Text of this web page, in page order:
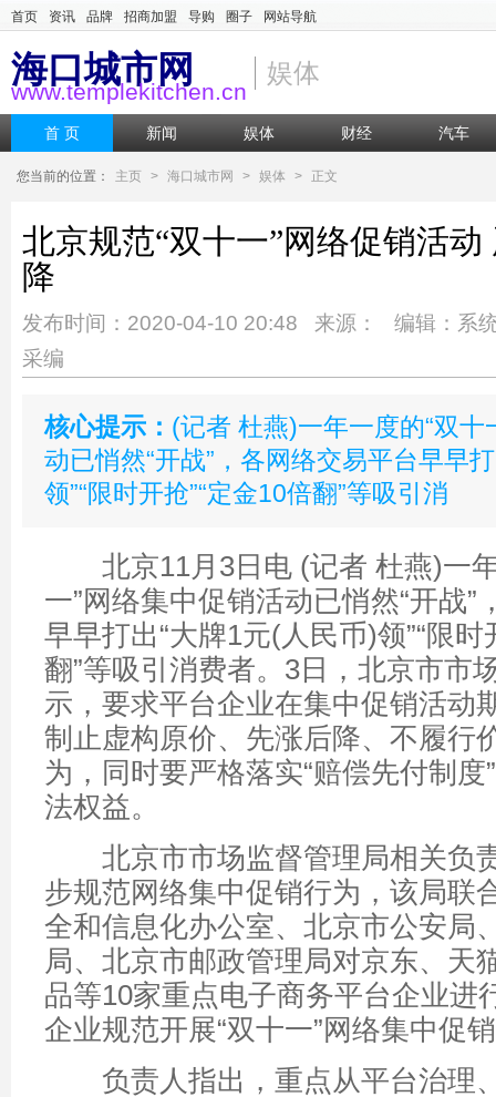
首页 资讯 品牌 招商加盟 导购 圈子 网站导航
海口城市网
www.templekitchen.cn
娱体
首 页 新闻 娱体 财经 汽车
您当前的位置： 主页 > 海口城市网 > 娱体 > 正文
北京规范“双十一”网络促销活
降
发布时间：2020-04-10 20:48 来源： 编辑：系
采编
核心提示： (记者 杜燕)一年一度的“双十
动已悄然“开战”，各网络交易平台早早
领”“限时开抢”“定金10倍翻”等吸引消
北京11月3日电 (记者 杜燕)一年
一”网络集中促销活动已悄然“开战”
早早打出“大牌1元(人民币)领”“限时
翻”等吸引消费者。3日，北京市市
示，要求平台企业在集中促销活动
制止虚构原价、先涨后降、不履行
为，同时要严格落实“赔偿先付制度
法权益。
北京市市场监督管理局相关负
步规范网络集中促销行为，该局联
全和信息化办公室、北京市公安局
局、北京市邮政管理局对京东、天
品等10家重点电子商务平台企业进
企业规范开展“双十一”网络集中促
负责人指出，重点从平台治理